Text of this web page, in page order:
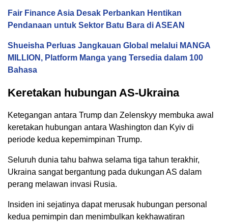
Fair Finance Asia Desak Perbankan Hentikan
Pendanaan untuk Sektor Batu Bara di ASEAN
Shueisha Perluas Jangkauan Global melalui MANGA
MILLION, Platform Manga yang Tersedia dalam 100
Bahasa
Keretakan hubungan AS-Ukraina
Ketegangan antara Trump dan Zelenskyy membuka awal
keretakan hubungan antara Washington dan Kyiv di
periode kedua kepemimpinan Trump.
Seluruh dunia tahu bahwa selama tiga tahun terakhir,
Ukraina sangat bergantung pada dukungan AS dalam
perang melawan invasi Rusia.
Insiden ini sejatinya dapat merusak hubungan personal
kedua pemimpin dan menimbulkan kekhawatiran